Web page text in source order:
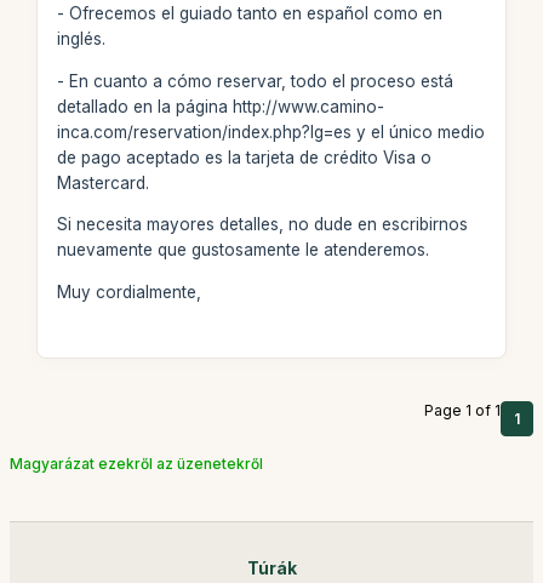
- Ofrecemos el guiado tanto en español como en
inglés.
- En cuanto a cómo reservar, todo el proceso está
detallado en la página http://www.camino-
inca.com/reservation/index.php?lg=es y el único medio
de pago aceptado es la tarjeta de crédito Visa o
Mastercard.
Si necesita mayores detalles, no dude en escribirnos
nuevamente que gustosamente le atenderemos.
Muy cordialmente,
Page 1 of 1 1
Magyarázat ezekről az üzenetekről
Túrák